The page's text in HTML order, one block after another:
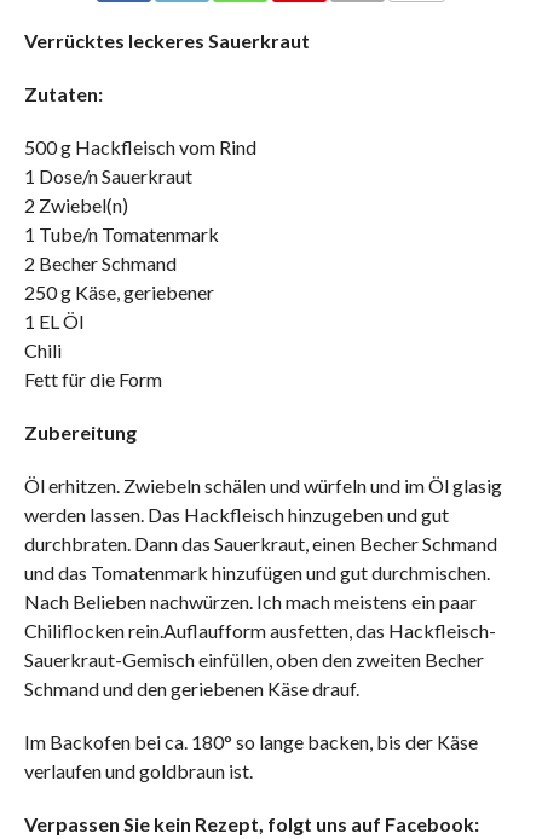
Verrücktes leckeres Sauerkraut
Zutaten:
500 g Hackfleisch vom Rind
1 Dose/n Sauerkraut
2 Zwiebel(n)
1 Tube/n Tomatenmark
2 Becher Schmand
250 g Käse, geriebener
1 EL Öl
Chili
Fett für die Form
Zubereitung
Öl erhitzen. Zwiebeln schälen und würfeln und im Öl glasig
werden lassen. Das Hackfleisch hinzugeben und gut
durchbraten. Dann das Sauerkraut, einen Becher Schmand
und das Tomatenmark hinzufügen und gut durchmischen.
Nach Belieben nachwürzen. Ich mach meistens ein paar
Chiliflocken rein.Auflaufform ausfetten, das Hackfleisch-
Sauerkraut-Gemisch einfüllen, oben den zweiten Becher
Schmand und den geriebenen Käse drauf.
Im Backofen bei ca. 180° so lange backen, bis der Käse
verlaufen und goldbraun ist.
Verpassen Sie kein Rezept, folgt uns auf Facebook: